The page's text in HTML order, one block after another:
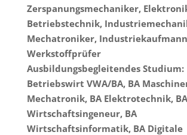
Zerspanungsmechaniker,
Betriebstechnik,
Mechatroniker,
Werkstoffprüfer
Ausbildungsbegleitendes Studium:
Betriebswirt VWA/BA, BA
Mechatronik, BA Elektrotechnik, BA
Wirtschaftsingeneur, BA
Wirtschaftsinformatik, BA Digitale